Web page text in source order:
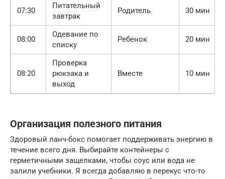
07:30
Питательный
завтрак
Родитель 30 мин
08:00
Одевание по
списку
Ребенок 20 мин
08:20
Проверка
рюкзака и
выход
Вместе 10 мин
Организация полезного питания
Здоровый ланч-бокс помогает поддерживать энергию в
течение всего дня. Выбирайте контейнеры с
герметичными защелками, чтобы соус или вода не
залили учебники. Я всегда добавляю в перекус что-то